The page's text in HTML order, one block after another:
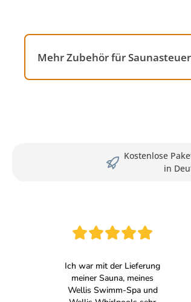
Mehr Zubehör für
Kostenlose
in